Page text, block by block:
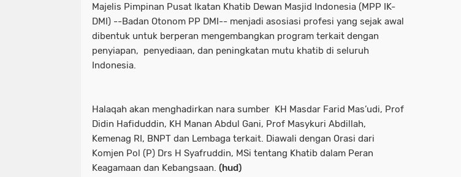
Majelis Pimpinan Pusat Ikatan Khatib Dewan Masjid Indonesia (MPP IK-
DMI) --Badan Otonom PP DMI-- menjadi asosiasi profesi yang sejak awal
dibentuk untuk berperan mengembangkan program terkait dengan
penyiapan, penyediaan, dan peningkatan mutu khatib di seluruh
Indonesia.
Halaqah akan menghadirkan nara sumber KH Masdar Farid Mas’udi, Prof
Didin Hafiduddin, KH Manan Abdul Gani, Prof Masykuri Abdillah,
Kemenag RI, BNPT dan Lembaga terkait. Diawali dengan Orasi dari
Komjen Pol (P) Drs H Syafruddin, MSi tentang Khatib dalam Peran
Keagamaan dan Kebangsaan. (hud)